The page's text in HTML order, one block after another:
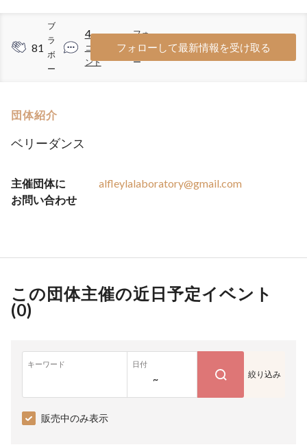
81
ブ
ラ
ボ
ー
4
コメ
ント
7
フォ
ロワ
ー
フォローして最新情報を受け取る
団体紹介
ベリーダンス
主催団体に
お問い合わせ
alfleylalaboratory@gmail.com
この団体主催の近日予定イベント
(0)
キーワード 日付
~ 絞り込み
販売中のみ表示